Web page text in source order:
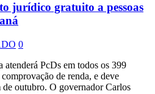
jurídico gratuito a pessoas
0
PcDs em todos os 399
de renda, e deve
outubro. O governador Carlos